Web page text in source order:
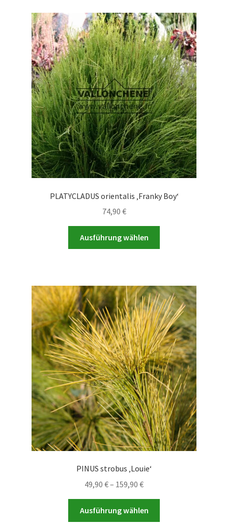
PLATYCLADUS orientalis ‚Franky Boy‘
74,90 €
Ausführung wählen
auf.
Die
Optionen
können
auf
der
Produktseite
gewählt
werden
PINUS strobus ‚Louie‘
49,90 €– 159,90 €Preisspanne:
49,90 €
bis
159,90 €
Ausführung wählen